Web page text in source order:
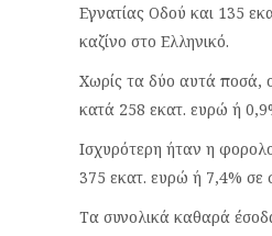
Εγνατίας Οδού και 135
καζίνο στο Ελληνικό.
Χωρίς τα δύο αυτά ποσά,
κατά 258 εκατ. ευρώ ή
Ισχυρότερη ήταν η
375 εκατ. ευρώ ή 7,4% σε
Τα συνολικά καθαρά